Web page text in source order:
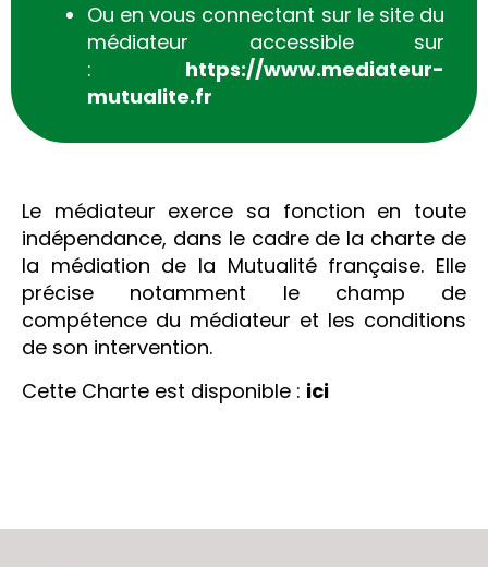
Ou en vous connectant sur le site du
médiateur accessible sur
: https://www.mediateur-
mutualite.fr
Le médiateur exerce sa fonction en toute
indépendance, dans le cadre de la charte de
la médiation de la Mutualité française. Elle
précise notamment le champ de
compétence du médiateur et les conditions
de son intervention.
Cette Charte est disponible : ici